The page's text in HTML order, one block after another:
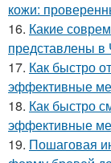
кожи:
16. Какие
представлены в
17. Как быстро
эффективные
18. Как быстро
эффективные
19. Пошаговая